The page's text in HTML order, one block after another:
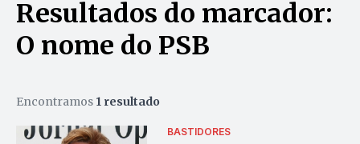
Resultados do marcador:
O nome do PSB
Encontramos 1 resultado
BASTIDORES